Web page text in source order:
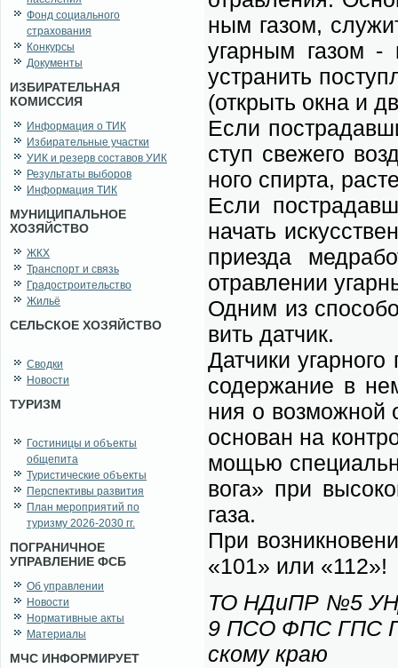
Фонд социального
страхования
Конкурсы
Документы
ИЗБИРАТЕЛЬНАЯ
КОМИССИЯ
Информация о ТИК
Избирательные участки
УИК и резерв составов УИК
Результаты выборов
Информация ТИК
МУНИЦИПАЛЬНОЕ
ХОЗЯЙСТВО
ЖКХ
Транспорт и связь
Градостроительство
Жильё
СЕЛЬСКОЕ ХОЗЯЙСТВО
Сводки
Новости
ТУРИЗМ
Гостиницы и объекты
общепита
Туристические объекты
Перспективы развития
План мероприятий по
туризму 2026-2030 гг.
ПОГРАНИЧНОЕ
УПРАВЛЕНИЕ ФСБ
Об управлении
Новости
Нормативные акты
Материалы
МЧС ИНФОРМИРУЕТ
ным га­зом,
угар­ным га­зом -
устра­нить
(от­крыть ок­на и
Ес­ли
ступ све­же­го
но­го спир­та,
Ес­ли
на­чать
при­ез­да
отрав­ле­нии
Од­ним из
вить дат­чик.
Дат­чи­ки
со­дер­жа­ние в
ния о воз­мож­ной
ос­но­ван на
мо­щью
во­га» при
га­за.
При
«101» или «112»!
ТО НДиПР №5
9 ПСО ФПС ГПС
ско­му краю